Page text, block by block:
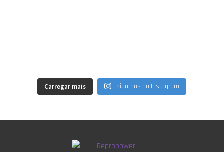
Carregar mais Siga-nos no Instagram